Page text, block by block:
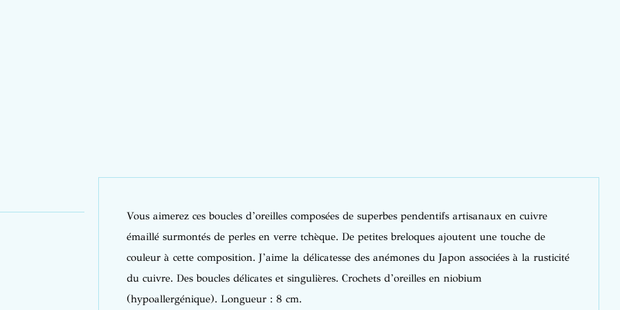
Vous aimerez ces boucles d’oreilles composées de superbes pendentifs artisanaux en cuivre
émaillé surmontés de perles en verre tchèque. De petites breloques ajoutent une touche de
couleur à cette composition. J’aime la délicatesse des anémones du Japon associées à la rusticité
du cuivre. Des boucles délicates et singulières. Crochets d’oreilles en niobium
(hypoallergénique). Longueur : 8 cm.